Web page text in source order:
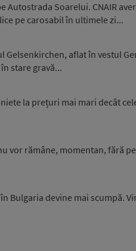
Autostrada Soarelui. CNAIR
pe carosabil în ultimele zi...
Gelsenkirchen, aflat în vestul
stare gravă...
la prețuri mai mari decât
vor rămâne, momentan, fără
Bulgaria devine mai scumpă.